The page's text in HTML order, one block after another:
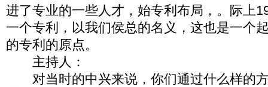
进了专业的一些人才，始专利布局，。际上
一个专利，以我们侯总的名义，这也是一个
的专利的原点。
主持人：
对当时的中兴来说，你们通过什么样的